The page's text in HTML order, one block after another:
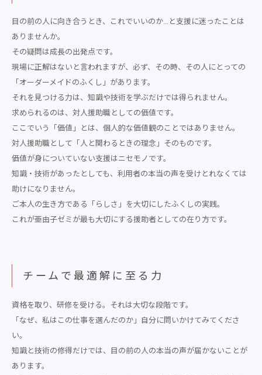
目の前の人に向き合うとき、これでいいのか…と支援に迷ったことは
ありませんか。
その疑問は成長の出発点です。
現場に正解はないと言われますが、必ず、その時、その人にとっての
「オーダーメイドのふくし」があります。
それを見つける力は、知識や技術を学ぶだけでは得られません。
求められるのは、対人援助職としての価値です。
ここでいう「価値」とは、個人的な価値観のことではありません。
対人援助職として「人と関わるときの理念」そのものです。
価値が身についていない支援はニセモノです。
知識・技術があったとしても、利用者の本当の声を受けとれなくては
助けになりません。
ご本人の生き方である「らしさ」を大切にしたふくしの実践。
これが亜由子ゼミが最も大切にする援助者としての在り方です。
チームで最適解に至る力
資格を取り、研修を受ける。それは大切な段階です。
「なぜ、私はこの仕事を選んだのか」自分に問いかけてみてくださ
い。
知識と技術の修得だけでは、目の前の人の本当の声が届かないことが
あります。